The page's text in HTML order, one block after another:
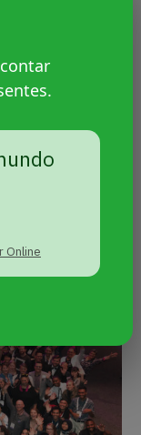
Online
de
Las
en